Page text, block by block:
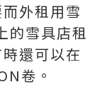
外租用雪
雪具店租
還可以在
卷。